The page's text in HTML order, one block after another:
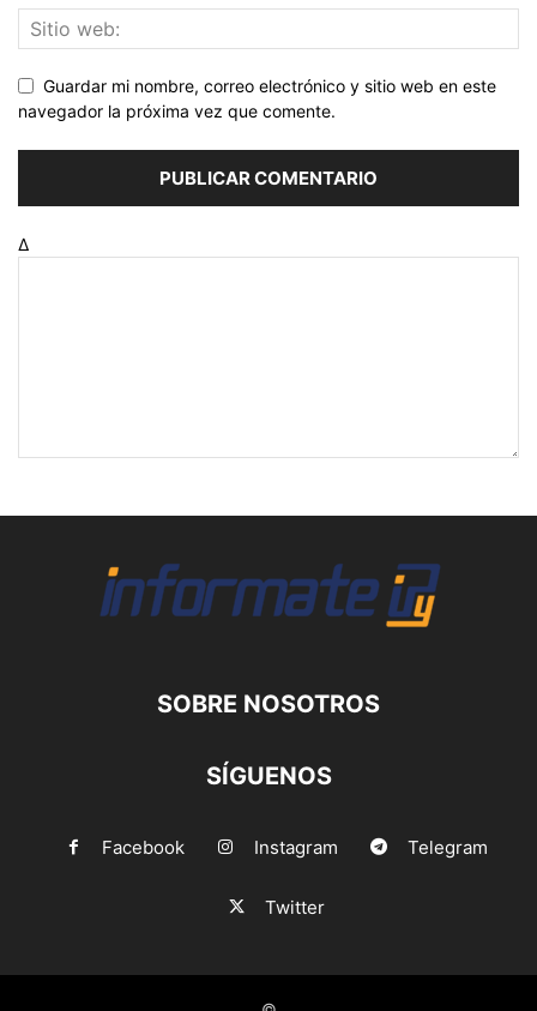
Guardar mi nombre, correo electrónico y sitio web en este
navegador la próxima vez que comente.
Δ
SOBRE NOSOTROS
SÍGUENOS
Facebook Instagram Telegram
Twitter